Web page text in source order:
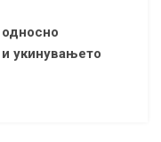
укинувањето